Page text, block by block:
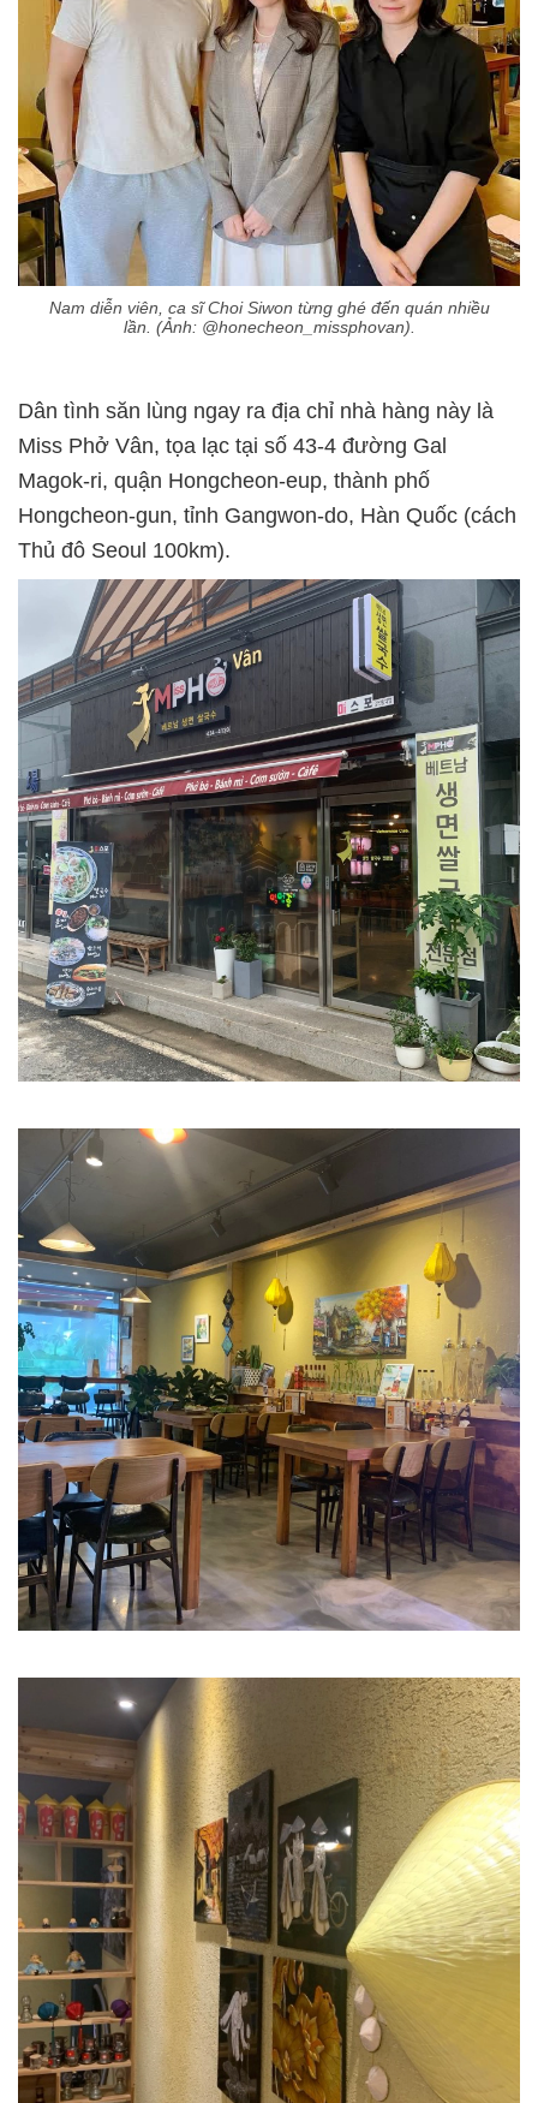
Nam diễn viên, ca sĩ Choi Siwon từng ghé đến quán nhiều
lần. (Ảnh: @honecheon_missphovan).
Dân tình săn lùng ngay ra địa chỉ nhà hàng này là
Miss Phở Vân, tọa lạc tại số 43-4 đường Gal
Magok-ri, quận Hongcheon-eup, thành phố
Hongcheon-gun, tỉnh Gangwon-do, Hàn Quốc (cách
Thủ đô Seoul 100km).